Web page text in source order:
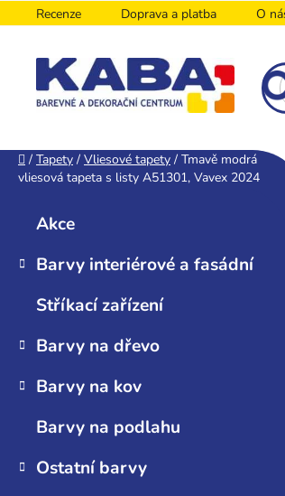
na
Recenze Doprava a platba O
Domů
/ Tapety / Vliesové tapety / Tmavě modrá
vliesová tapeta s listy A51301, Vavex 2024
kategorieAkce
Barvy interiérové a fasádní
Stříkací zařízení
Barvy na dřevo
Barvy na kov
Barvy na podlahu
Ostatní barvy